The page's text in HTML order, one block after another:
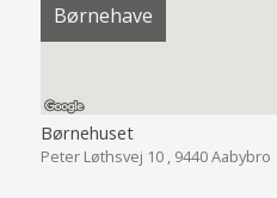
Børnehave
Børnehuset
Peter Løthsvej 10 , 9440 Aabybro